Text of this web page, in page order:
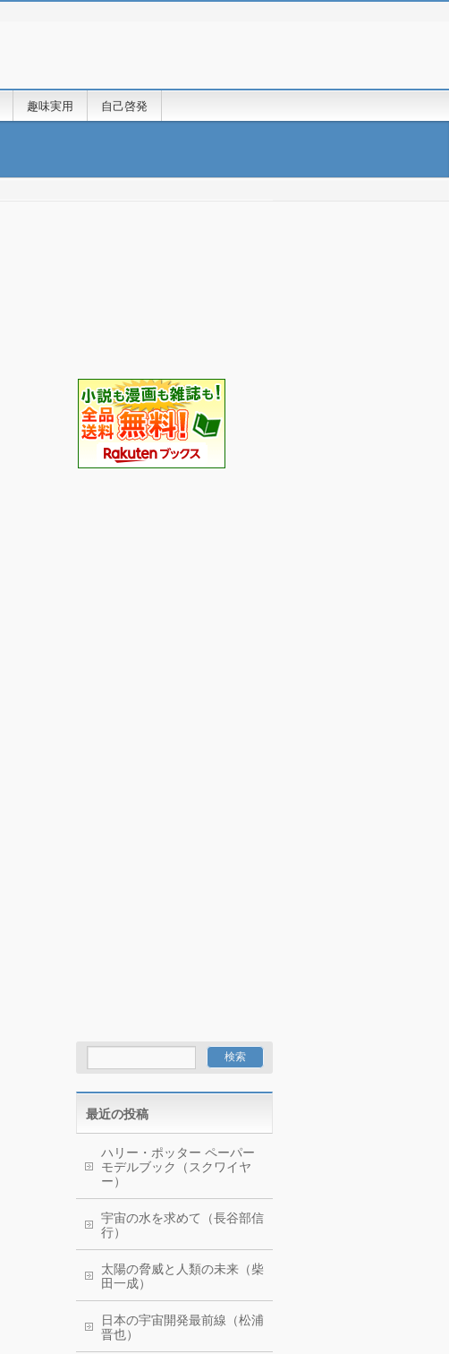
趣味実用 自己啓発
最近の投稿
ハリー・ポッター ペーパー
モデルブック（スクワイヤ
ー）
宇宙の水を求めて（長谷部信
行）
太陽の脅威と人類の未来（柴
田一成）
日本の宇宙開発最前線（松浦
晋也）